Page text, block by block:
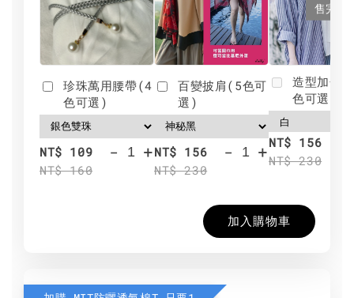
珍珠萬用腰帶(4
色可選)
NT$ 109
NT$ 160
- +
百變披肩(5色可
選)
NT$ 156
NT$ 230
- +
售完
造型加分
色可選)
NT$ 156
NT$ 230
加入購物車